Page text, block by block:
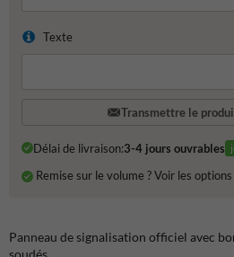
Texte
Transmettre le
Délai de livraison:3-4 jours ouvrables
Remise sur le volume ? Voir les options
Panneau de signalisation officiel avec